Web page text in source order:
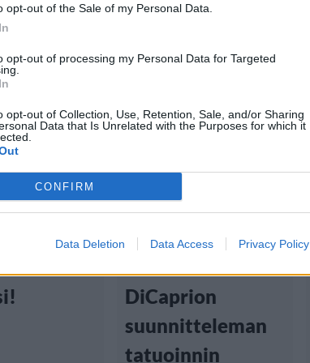
opt-out of the Sale of my Personal Data.
opt-out of processing my Personal Data for Targeted
opt-out of Collection, Use, Retention, Sale, and/or Sharing
Data that Is Unrelated with the Purposes for which it
CONFIRM
Data Deletion Data Access Privacy Policy
Al
roolissa
ei
4.2.2018, 19:30
Tom Hardy hävisi
vedon – joutui
ottamaan
DiCaprion
suunnitteleman
tatuoinnin